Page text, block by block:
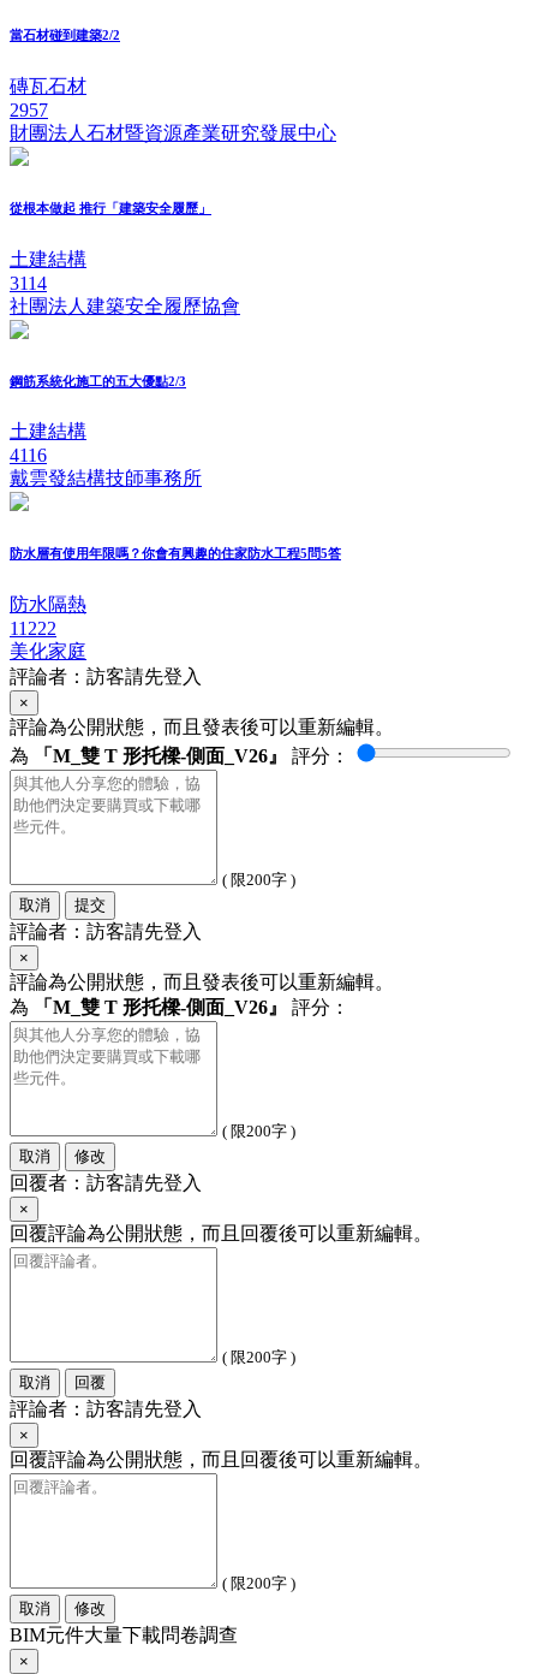
當石材碰到建築2/2
磚瓦石材
2957
財團法人石材暨資源產業研究發展中心
從根本做起 推行「建築安全履歷」
土建結構
3114
社團法人建築安全履歷協會
鋼筋系統化施工的五大優點2/3
土建結構
4116
戴雲發結構技師事務所
防水層有使用年限嗎？你會有興趣的住家防水工程5問5答
防水隔熱
11222
美化家庭
評論者：訪客請先登入
×
評論為公開狀態，而且發表後可以重新編輯。
為
「M_雙 T 形托樑-側面_V26』 評分：
( 限200字 )
取消
提交
評論者：訪客請先登入
×
評論為公開狀態，而且發表後可以重新編輯。
為
「M_雙 T 形托樑-側面_V26』 評分：
( 限200字 )
取消
修改
回覆者：訪客請先登入
×
回覆評論為公開狀態，而且回覆後可以重新編輯。
( 限200字 )
取消
回覆
評論者：訪客請先登入
×
回覆評論為公開狀態，而且回覆後可以重新編輯。
( 限200字 )
取消
修改
BIM元件大量下載問卷調查
×